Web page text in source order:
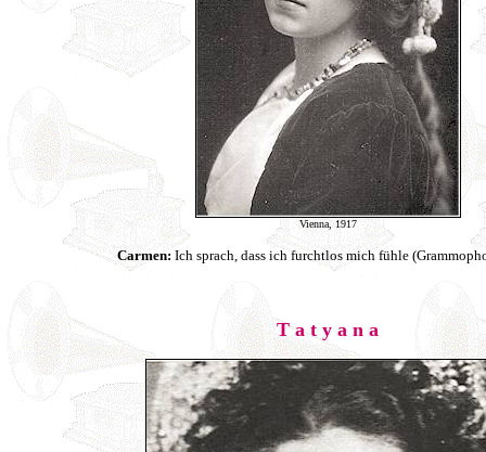
Vienna, 1917
Carmen: Ich sprach, dass ich furchtlos mich fühle
T a t y a n a